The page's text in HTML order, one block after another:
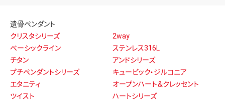
遺骨ペンダント
クリスタシリーズ
2way
ベーシックライン
ステンレス316L
チタン
アンドシリーズ
プチペンダントシリーズ
キュービック・ジルコニア
エタニティ
オープンハート＆クレッセント
ツイスト
ハートシリーズ